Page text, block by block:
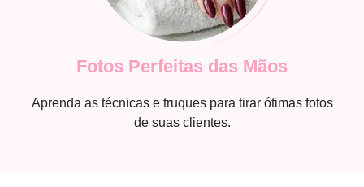
Fotos Perfeitas das Mãos
Aprenda as técnicas e truques para tirar ótimas fotos
de suas clientes.